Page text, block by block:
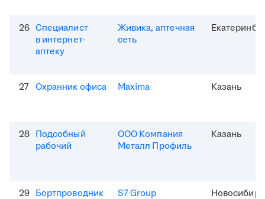
26 Специалист
в интернет-
аптеку
Живика, аптечная
сеть
27 Охранник офиса Maxima Казань
28 Подсобный
рабочий
ООО Компания
Металл Профиль
Казань
29 Бортпроводник S7 Group